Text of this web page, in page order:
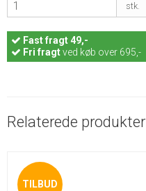
stk.
Fastfragt 49,-
Fri fragtved køb over 695,-
Relaterede produkter
TILBUD